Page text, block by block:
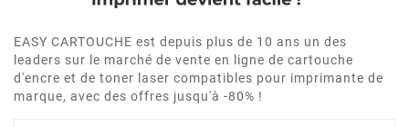
EASY CARTOUCHE est depuis plus de 10 ans un des
leaders sur le marché de vente en ligne de cartouche
d'encre et de toner laser compatibles pour imprimante de
marque, avec des offres jusqu'à -80% !